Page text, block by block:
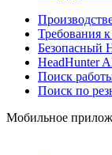
Требования
Безопасный
HeadHunter
Поиск
Поиск по
Мобильное